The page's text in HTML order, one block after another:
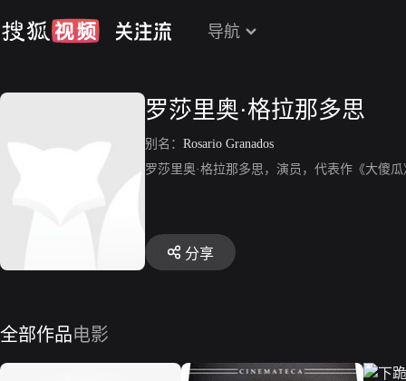
导航
罗莎里奥·格拉那多思
别名： Rosario Granados
罗莎里奥·格拉那多思，演员，代表作《大傻
分享
全部作品电影